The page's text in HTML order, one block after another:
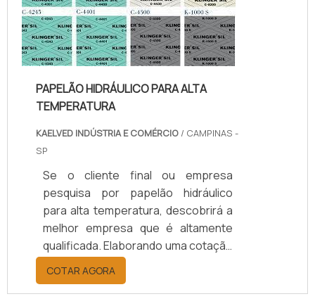
especializada.UM POUCO MAIS
SOBRE JUNTAS DE TEFLON
TEMPERA...
PAPELÃO HIDRÁULICO PARA ALTA
TEMPERATURA
KAELVED INDÚSTRIA E COMÉRCIO / CAMPINAS -
SP
Se o cliente final ou empresa
pesquisa por papelão hidráulico
para alta temperatura, descobrirá a
melhor empresa que é altamente
qualificada. Elaborando uma cotação
por meio da plataforma e
descobrindo a melhor referência do
mercado.MAIS INFORMAÇÕES
COTAR AGORA